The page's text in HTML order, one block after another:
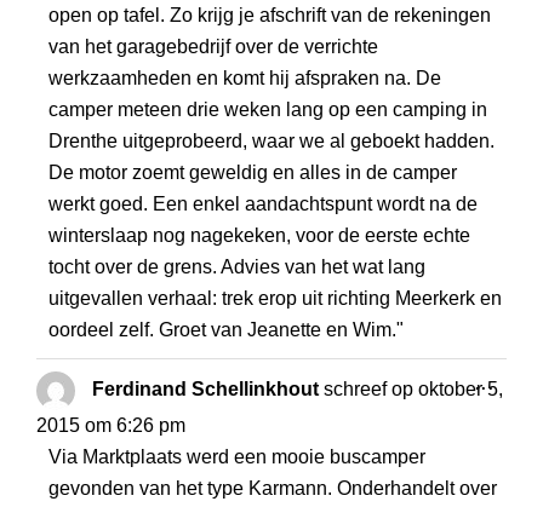
open op tafel. Zo krijg je afschrift van de rekeningen
van het garagebedrijf over de verrichte
werkzaamheden en komt hij afspraken na. De
camper meteen drie weken lang op een camping in
Drenthe uitgeprobeerd, waar we al geboekt hadden.
De motor zoemt geweldig en alles in de camper
werkt goed. Een enkel aandachtspunt wordt na de
winterslaap nog nagekeken, voor de eerste echte
tocht over de grens. Advies van het wat lang
uitgevallen verhaal: trek erop uit richting Meerkerk en
oordeel zelf. Groet van Jeanette en Wim."
Ferdinand Schellinkhout schreef op oktober 5,
2015 om 6:26 pm
Via Marktplaats werd een mooie buscamper
gevonden van het type Karmann. Onderhandelt over
...